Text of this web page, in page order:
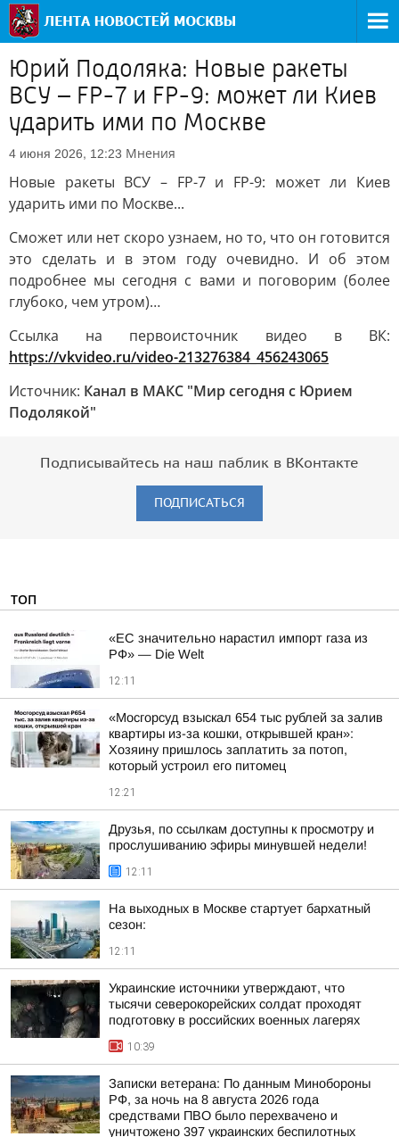
Юрий Подоляка: Новые ракеты
ВСУ – FP-7 и FP-9: может ли Киев
ударить ими по Москве
4 июня 2026, 12:23 Мнения
Новые ракеты ВСУ – FP-7 и FP-9: может ли Киев
ударить ими по Москве...
Сможет или нет скоро узнаем, но то, что он готовится
это сделать и в этом году очевидно. И об этом
подробнее мы сегодня с вами и поговорим (более
глубоко, чем утром)…
Ссылка на первоисточник видео в ВК:
https://vkvideo.ru/video-213276384_456243065
Источник: Канал в МАКС "Мир сегодня с Юрием
Подолякой"
Подписывайтесь на наш паблик в ВКонтакте
ПОДПИСАТЬСЯ
ТОП
«ЕС значительно нарастил импорт газа из
РФ» — Die Welt
12:11
«Мосгорсуд взыскал 654 тыс рублей за залив
квартиры из-за кошки, открывшей кран»:
Хозяину пришлось заплатить за потоп,
который устроил его питомец
12:21
Друзья, по ссылкам доступны к просмотру и
прослушиванию эфиры минувшей недели!
12:11
На выходных в Москве стартует бархатный
сезон:
12:11
Украинские источники утверждают, что
тысячи северокорейских солдат проходят
подготовку в российских военных лагерях
10:39
Записки ветерана: По данным Минобороны
РФ, за ночь на 8 августа 2026 года
средствами ПВО было перехвачено и
уничтожено 397 украинских беспилотных